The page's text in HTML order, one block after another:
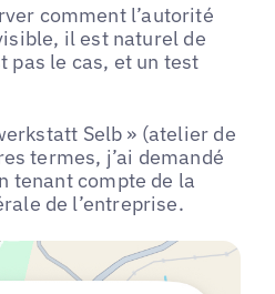
comment l’autorité
il est naturel de
pas le cas, et un test
Selb » (atelier de
termes, j’ai demandé
tenant compte de la
de l’entreprise.